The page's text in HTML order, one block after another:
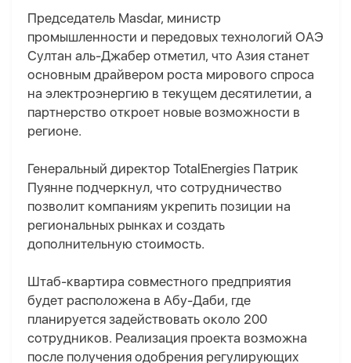
Председатель Masdar, министр
промышленности и передовых технологий ОАЭ
Султан аль-Джабер отметил, что Азия станет
основным драйвером роста мирового спроса
на электроэнергию в текущем десятилетии, а
партнерство откроет новые возможности в
регионе.
Генеральный директор TotalEnergies Патрик
Пуянне подчеркнул, что сотрудничество
позволит компаниям укрепить позиции на
региональных рынках и создать
дополнительную стоимость.
Штаб-квартира совместного предприятия
будет расположена в Абу-Даби, где
планируется задействовать около 200
сотрудников. Реализация проекта возможна
после получения одобрения регулирующих